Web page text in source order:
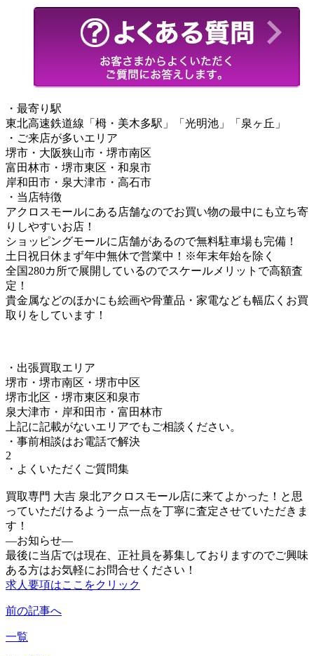
・最寄り駅
東北高速鉄道線「栂・美木多駅」「光明池」「泉ヶ丘」
・ご来店が多いエリア
堺市・大阪狭山市・堺市南区
富田林市・堺市東区・和泉市
岸和田市・泉大津市・高石市
・当店特徴
アクロスモールにある店舗なのでお買い物の最中にも立ち寄
りしやすいお店！
ショッピングモールに店舗があるので無料駐車場も完備！
土日祝日休まず年中無休で営業中！※年末年始を除く
全国280カ所で展開しているのでスケールメリットで高額査
定！
貴金属などのほかにも絵画や骨董品・家電なども幅広くお買
取りをしています！
・出張買取エリア
堺市・堺市南区・堺市中区
堺市北区・堺市東区和泉市
泉大津市・岸和田市・富田林市
上記に記載がないエリアでもご相談ください。
・事前相談はお電話で解決
2
・よくいただくご質問集
買取専門 大吉 泉北アクロスモール店に来てよかった！と思
っていただけるよう一点一点を丁寧に査定させていただきま
す！
—お知らせ—
最後に当店では現在、正社員を募集しておりますのでご興味
ある方はお気軽にお問合せください！
求人要項はここをクリック
前の記事へ
一覧